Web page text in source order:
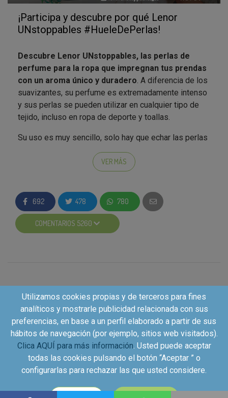
¡Participa y descubre por qué Lenor
UNstoppables #HueleDePerlas!
Descubre Lenor UNstoppables, las perlas de
perfume para la ropa que impregnan tus prendas
con un aroma único y duradero . A diferencia de los
suavizantes, su perfume es extremadamente intenso
y sus perlas se pueden utilizar en cualquier tipo de
tejido, incluso en ropa de deporte y toallas.
Su uso es muy sencillo, solo hay que echar las perlas
de una explosión de perfume!
UNstoppablesgratis en casa si eres de los 1.250
premiados.
Paraparticiparsolo tienes que seguir 3 sencillos
en Instagramdesde la acción que tienes en la
campaña de Kuvut.
Deja un comentario en el blogdesde la zona
de actividades.
Recuerda que solo por inscribirte y hacer estas dos
sencillas acciones ya conseguirás puntos para
mejorar tu perfil de Kuvut y tener más oportunidades
VER MÁS
692 478 780
COMENTARIOS 5260
Copyright©2026 - Kuvut - All rights reserved, Calle Iriarte
Utilizamos cookies propias y de terceros para fines
analíticos y mostrarle publicidad relacionada con sus
preferencias, en base a un perfil elaborado a partir de sus
hábitos de navegación (por ejemplo, sitios web visitados).
Clica AQUÍ para más información. Usted puede aceptar
todas las cookies pulsando el botón “Aceptar ” o
configurarlas para rechazar las que usted considere.